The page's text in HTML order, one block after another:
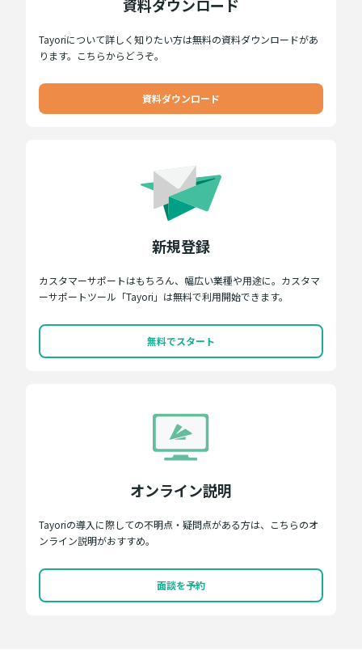
資料ダウンロード
Tayoriについて詳しく知りたい方は無料の資料ダウンロードがあ
ります。こちらからどうぞ。
資料ダウンロード
新規登録
カスタマーサポートはもちろん、幅広い業種や用途に。カスタマ
ーサポートツール「Tayori」は無料で利用開始できます。
無料でスタート
オンライン説明
Tayoriの導入に際しての不明点・疑問点がある方は、こちらのオ
ンライン説明がおすすめ。
面談を予約